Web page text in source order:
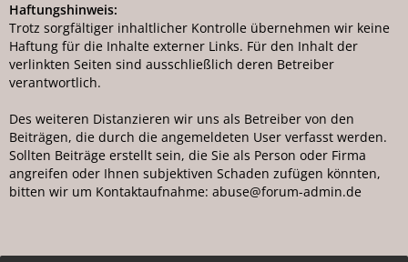
Haftungshinweis:
Trotz sorgfältiger inhaltlicher Kontrolle übernehmen wir keine
Haftung für die Inhalte externer Links. Für den Inhalt der
verlinkten Seiten sind ausschließlich deren Betreiber
verantwortlich.
Des weiteren Distanzieren wir uns als Betreiber von den
Beiträgen, die durch die angemeldeten User verfasst werden.
Sollten Beiträge erstellt sein, die Sie als Person oder Firma
angreifen oder Ihnen subjektiven Schaden zufügen könnten,
bitten wir um Kontaktaufnahme: abuse@forum-admin.de